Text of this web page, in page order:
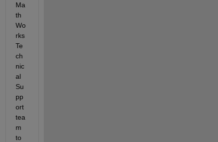
Ma
th
Wo
rks
Te
ch
nic
al
Su
pp
ort
tea
m
to